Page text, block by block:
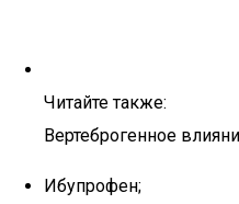
Читайте также:
Вертеброгенное
Ибупрофен;